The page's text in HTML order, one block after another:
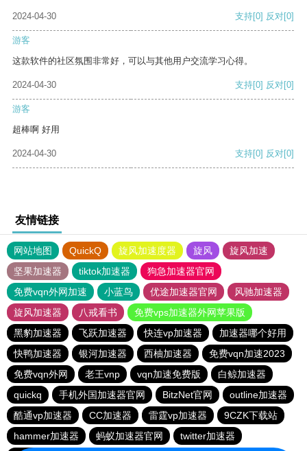
2024-04-30 支持[0] 反对[0]
游客
这款软件的社区氛围非常好，可以与其他用户交流学习心得。
2024-04-30 支持[0] 反对[0]
游客
超棒啊 好用
2024-04-30 支持[0] 反对[0]
友情链接
网站地图 QuickQ 旋风加速度器 旋风
旋风加速
坚果加速器
tiktok加速器
狗急加速器官网
免费vqn外网加速
小蓝鸟 优途加速器官网
风驰加速器
旋风加速器
八戒看书
免费vps加速器外网苹果版
黑豹加速器
飞跃加速器 快连vp加速器
加速器哪个好用
快鸭加速器
银河加速器 西柚加速器
免费vqn加速2023
免费vqn外网
老王vnp vqn加速免费版
白鲸加速器
quickq
手机外国加速器官网 BitzNet官网
outline加速器
酷通vp加速器
CC加速器 雷霆vp加速器
9CZK下载站
hammer加速器
蚂蚁加速器官网 twitter加速器